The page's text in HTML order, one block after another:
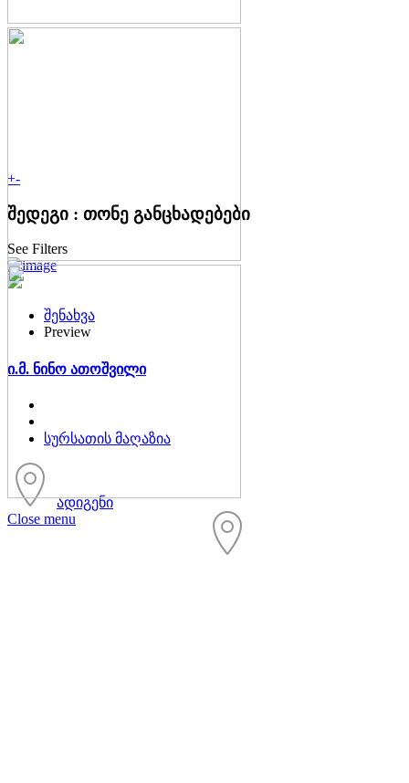
+-
შედეგი : თონე განცხადებები
See Filters
შენახვა
Preview
ი.მ. ნინო ათოშვილი
სურსათის მაღაზია
ადიგენი
Close menu